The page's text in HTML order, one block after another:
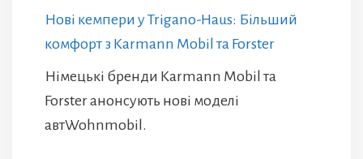
Нові кемпери у Trigano-Haus: Більший
комфорт з Karmann Mobil та Forster
Німецькі бренди Karmann Mobil та
Forster анонсують нові моделі
автWohnmobil.